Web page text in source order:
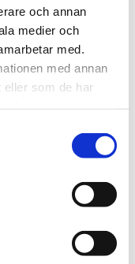
och annan
medier och
med.
med annan
eller som de har